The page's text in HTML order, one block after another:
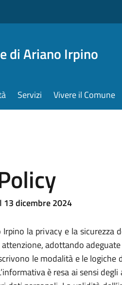
di Ariano Irpino
Servizi Vivere il Comune
13 dicembre 2024
Irpino la privacy e la
adottando
le modalità e le
è resa ai sensi